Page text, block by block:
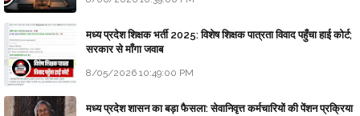
मध्य प्रदेश शिक्षक भर्ती 2025: विशेष शिक्षक पात्रता विवाद पहुँचा हाई कोर्ट;
सरकार से माँगा जवाब
8/05/2026 10:49:00 PM
मध्य प्रदेश शासन का बड़ा फैसला: सेवानिवृत्त कर्मचारियों की पेंशन प्रक्रिया